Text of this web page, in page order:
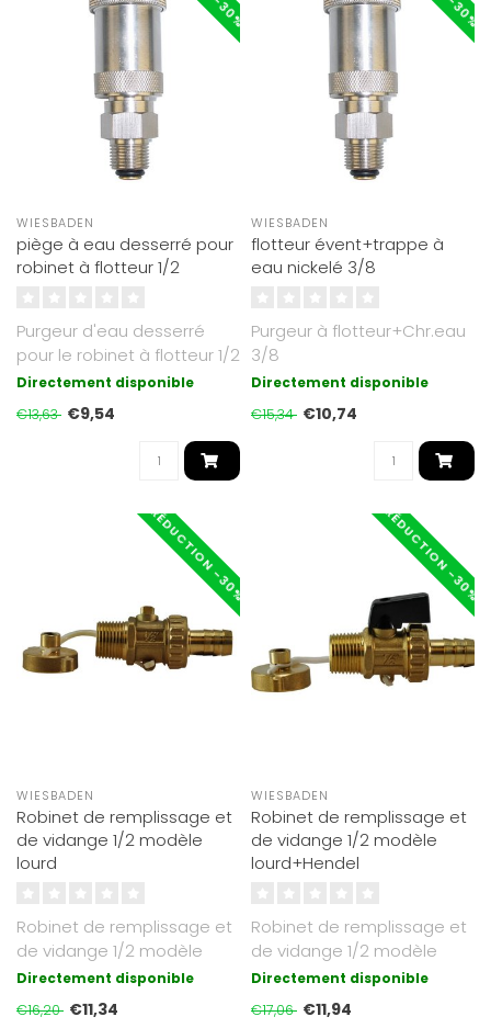
WIESBADEN
piège à eau desserré pour
robinet à flotteur 1/2
Purgeur d'eau desserré
pour le robinet à flotteur 1/2
Directement disponible
€13,63 €9,54
WIESBADEN
flotteur évent+trappe à
eau nickelé 3/8
Purgeur à flotteur+Chr.eau
3/8
Directement disponible
€15,34 €10,74
RÉDUCTION -30%
WIESBADEN
Robinet de remplissage et
de vidange 1/2 modèle
lourd
Robinet de remplissage et
de vidange 1/2 modèle
lourd
Directement disponible
€16,20 €11,34
RÉDUCTION -30%
WIESBADEN
Robinet de remplissage et
de vidange 1/2 modèle
lourd+Hendel
Robinet de remplissage et
de vidange 1/2 modèle
lourd+Hendel
Directement disponible
€17,06 €11,94